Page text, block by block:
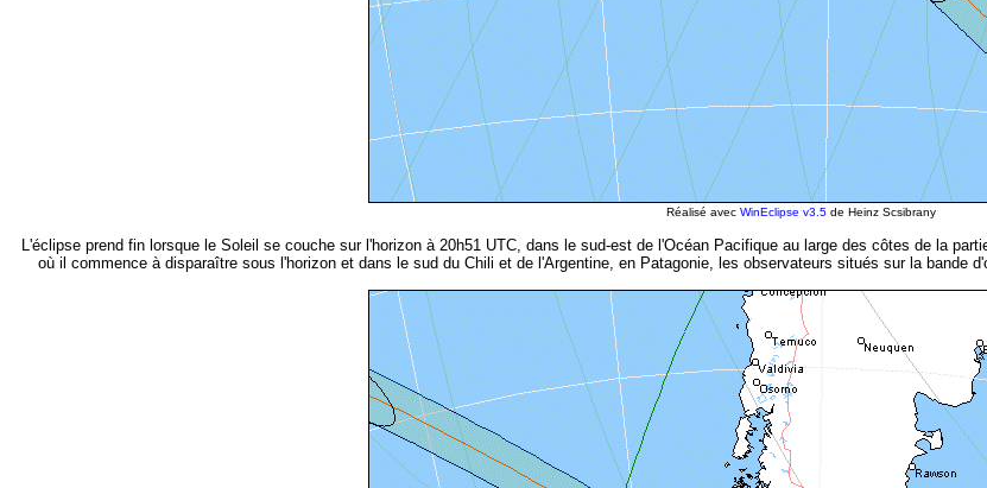
Réalisé avec WinEclipse v3.5 de Heinz Scsibrany
L'éclipse prend fin lorsque le Soleil se couche sur l'horizon à 20h51 UTC, dans le sud-est de l'Océan Pacifique au large des côtes de la
où il commence à disparaître sous l'horizon et dans le sud du Chili et de l'Argentine, en Patagonie, les observateurs situés sur la bande